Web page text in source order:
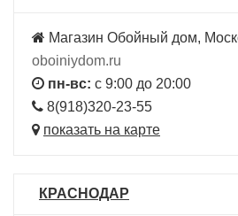
Магазин Обойный дом,
oboiniydom.ru
пн-вс: с 9:00 до 20:00
8(918)320-23-55
показать на карте
КРАСНОДАР